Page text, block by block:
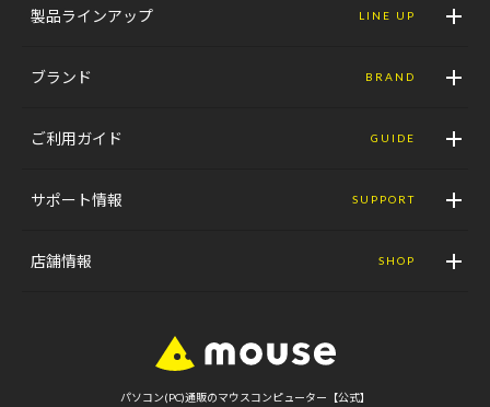
製品ラインアップ LINE UP
ブランド BRAND
ご利用ガイド GUIDE
サポート情報 SUPPORT
店舗情報 SHOP
パソコン(PC)通販のマウスコンピューター【公式】